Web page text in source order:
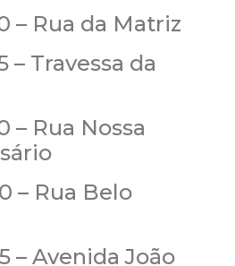
– Rua da Matriz
– Travessa da
– Rua Nossa
– Rua Belo
– Avenida João